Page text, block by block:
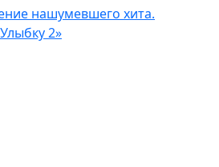
нашумевшего хита.
2»